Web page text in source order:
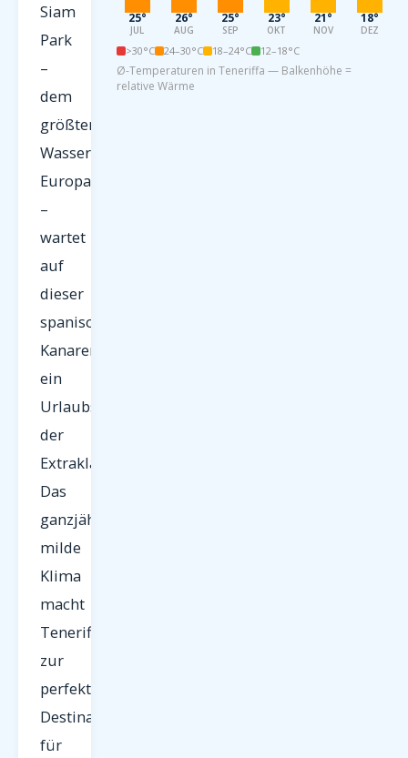
Siam
Park
–
dem
größten
Wasserpark
Europas
–
wartet
auf
dieser
spanischen
Kanareninsel
ein
Urlaubserlebnis
der
Extraklasse.
Das
ganzjährig
milde
Klima
macht
Teneriffa
zur
perfekten
Destination
für
25°
JUL
26°
AUG
25°
SEP
23°
OKT
21°
NOV
18°
DEZ
>30°C 24–30°C 18–24°C 12–18°C
Ø-Temperaturen in Teneriffa — Balkenhöhe =
relative Wärme